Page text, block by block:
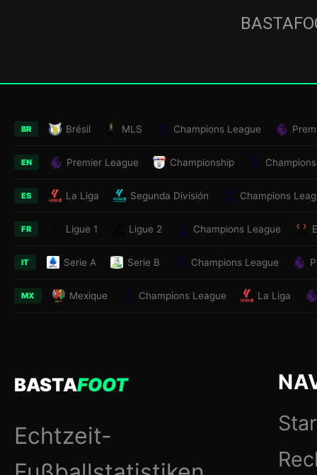
BR Brésil MLS Champions League
EN Premier League Championship
ES La Liga Segunda División Champions
FR Ligue 1 Ligue 2 Champions League
IT Serie A Serie B Champions League
MX Mexique Champions League La Liga
BASTAFOOT
Echtzeit-